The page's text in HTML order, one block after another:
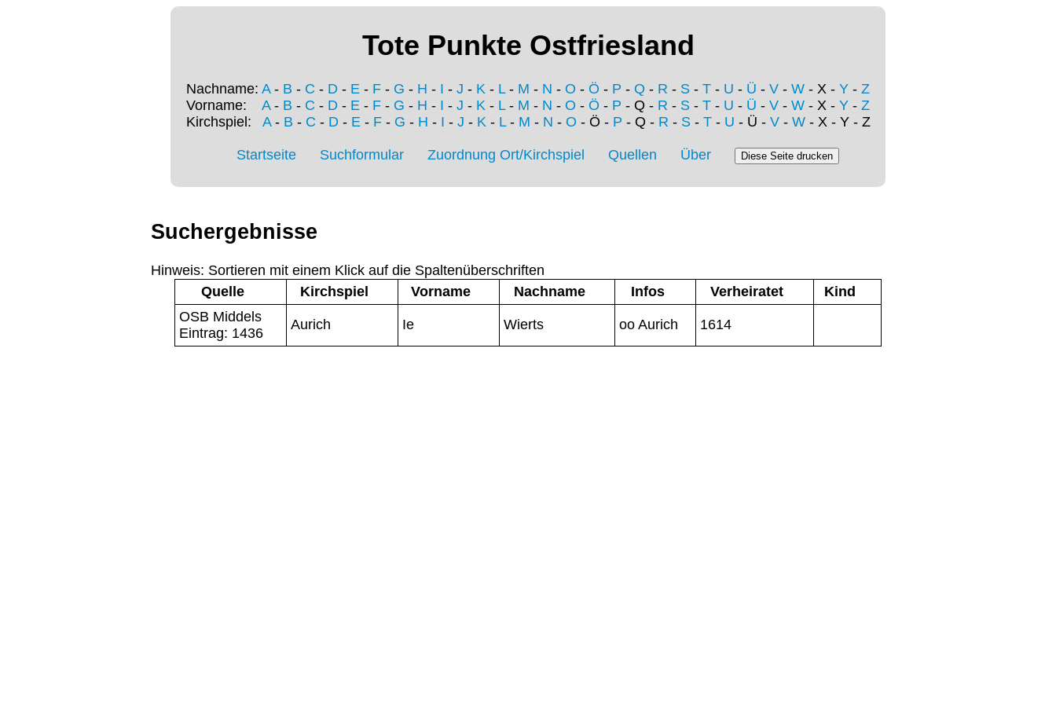
Tote Punkte Ostfriesland
Nachname: A- B - C - D - E - F - G - H - I - J - K - L- M - N - O - Ö - P - Q - R - S - T - U - Ü - V - W - X - Y - Z
Vorname: A- B - C - D - E - F - G - H - I - J - K - L- M - N - O - Ö - P - Q - R - S - T - U - Ü - V - W - X - Y - Z
Kirchspiel: A- B - C - D- E- F- G - H - I - J - K- L- M - N - O - Ö - P - Q - R - S- T- U - Ü - V- W- X - Y - Z
Startseite Suchformular Zuordnung Ort/Kirchspiel Quellen Über
Suchergebnisse
Hinweis: Sortieren mit einem Klick auf die Spaltenüberschriften
Quelle
Kirchspiel Vorname Nachname Infos Verheiratet
Kind
OSB Middels
Eintrag: 1436
Aurich Ie Wierts oo Aurich 1614